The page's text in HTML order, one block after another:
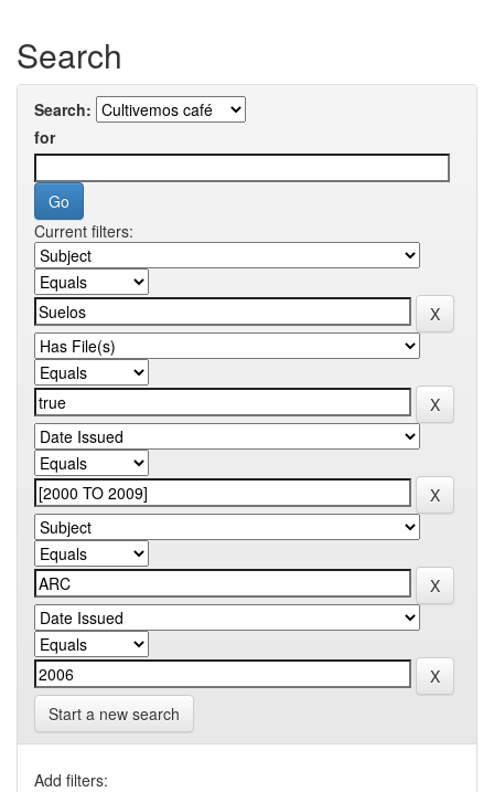
Search
Search:
for
Current filters:
Start a new search
Add filters: